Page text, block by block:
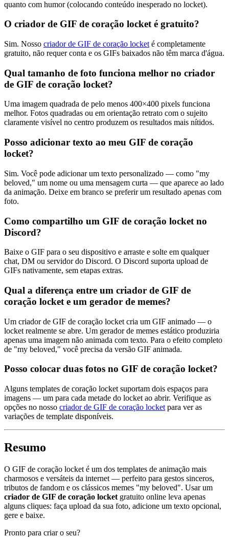
quanto com humor (colocando conteúdo inesperado no locket).
O criador de GIF de coração locket é gratuito?
Sim. Nosso criador de GIF de coração locket é completamente
gratuito, não requer conta e os GIFs baixados não têm marca d'água.
Qual tamanho de foto funciona melhor no criador
de GIF de coração locket?
Uma imagem quadrada de pelo menos 400×400 pixels funciona
melhor. Fotos quadradas ou em orientação retrato com o sujeito
claramente visível no centro produzem os resultados mais nítidos.
Posso adicionar texto ao meu GIF de coração
locket?
Sim. Você pode adicionar um texto personalizado — como "my
beloved," um nome ou uma mensagem curta — que aparece ao lado
da animação. Deixe em branco se preferir um resultado apenas com
foto.
Como compartilho um GIF de coração locket no
Discord?
Baixe o GIF para o seu dispositivo e arraste e solte em qualquer
chat, DM ou servidor do Discord. O Discord suporta upload de
GIFs nativamente, sem etapas extras.
Qual a diferença entre um criador de GIF de
coração locket e um gerador de memes?
Um criador de GIF de coração locket cria um GIF animado — o
locket realmente se abre. Um gerador de memes estático produziria
apenas uma imagem não animada com texto. Para o efeito completo
de "my beloved," você precisa da versão GIF animada.
Posso colocar duas fotos no GIF de coração locket?
Alguns templates de coração locket suportam dois espaços para
imagens — um para cada metade do locket ao abrir. Verifique as
opções no nosso criador de GIF de coração locket para ver as
variações de template disponíveis.
Resumo
O GIF de coração locket é um dos templates de animação mais
charmosos e versáteis da internet — perfeito para gestos sinceros,
tributos de fandom e os clássicos memes "my beloved". Usar um
criador de GIF de coração locket gratuito online leva apenas
alguns cliques: faça upload da sua foto, adicione um texto opcional,
gere e baixe.
Pronto para criar o seu?